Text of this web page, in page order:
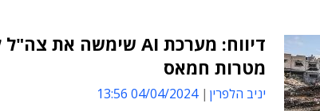
מטרות חמאס
יניב הלפרין 04/04/2024 13:56